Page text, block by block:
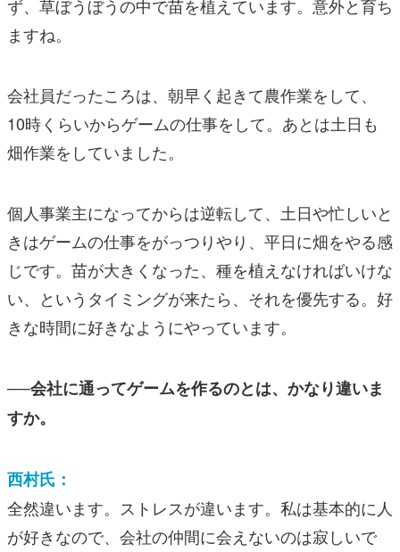
ず、草ぼうぼうの中で苗を植えています。意外と育ち
ますね。
会社員だったころは、朝早く起きて農作業をして、
10時くらいからゲームの仕事をして。あとは土日も
畑作業をしていました。
個人事業主になってからは逆転して、土日や忙しいと
きはゲームの仕事をがっつりやり、平日に畑をやる感
じです。苗が大きくなった、種を植えなければいけな
い、というタイミングが来たら、それを優先する。好
きな時間に好きなようにやっています。
──会社に通ってゲームを作るのとは、かなり違いま
すか。
西村氏：
全然違います。ストレスが違います。私は基本的に人
が好きなので、会社の仲間に会えないのは寂しいで